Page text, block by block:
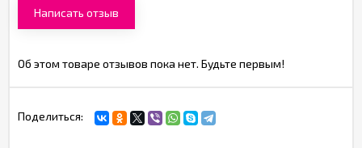
Написать отзыв
Об этом товаре отзывов пока нет. Будьте первым!
Поделиться: